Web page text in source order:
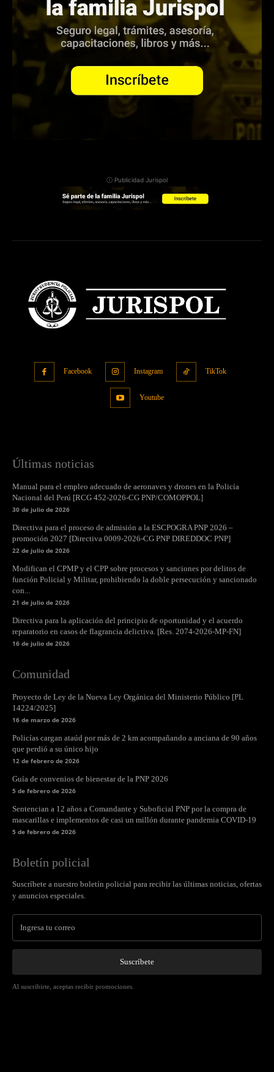
ⓘ Publicidad Jurispol
Facebook Instagram TikTok
Youtube
Últimas noticias
Manual para el empleo adecuado de aeronaves y drones en la Policía
Nacional del Perú [RCG 452-2026-CG PNP/COMOPPOL]
30 de julio de 2026
Directiva para el proceso de admisión a la ESCPOGRA PNP 2026 –
promoción 2027 [Directiva 0009-2026-CG PNP DIREDDOC PNP]
22 de julio de 2026
Modifican el CPMP y el CPP sobre procesos y sanciones por delitos de
función Policial y Militar, prohibiendo la doble persecución y sancionado
con...
21 de julio de 2026
Directiva para la aplicación del principio de oportunidad y el acuerdo
reparatorio en casos de flagrancia delictiva. [Res. 2074-2026-MP-FN]
16 de julio de 2026
Comunidad
Proyecto de Ley de la Nueva Ley Orgánica del Ministerio Público [PL
14224/2025]
16 de marzo de 2026
Policías cargan ataúd por más de 2 km acompañando a anciana de 90 años
que perdió a su único hijo
12 de febrero de 2026
Guía de convenios de bienestar de la PNP 2026
5 de febrero de 2026
Sentencian a 12 años a Comandante y Suboficial PNP por la compra de
mascarillas e implementos de casi un millón durante pandemia COVID-19
5 de febrero de 2026
Boletín policial
Suscríbete a nuestro boletín policial para recibir las últimas noticias, ofertas
y anuncios especiales.
Suscríbete
Al suscribirte, aceptas recibir promociones.